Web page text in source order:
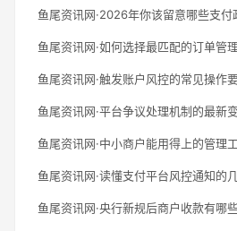
鱼尾资讯网·2026年你该留意哪些支付
鱼尾资讯网·如何选择最匹配的订单管
鱼尾资讯网·触发账户风控的常见操作
鱼尾资讯网·平台争议处理机制的最新
鱼尾资讯网·中小商户能用得上的管理
鱼尾资讯网·读懂支付平台风控通知的
鱼尾资讯网·央行新规后商户收款有哪